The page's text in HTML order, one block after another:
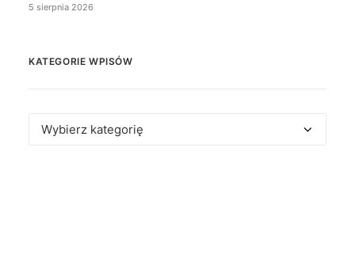
5 sierpnia 2026
KATEGORIE WPISÓW
Kategorie